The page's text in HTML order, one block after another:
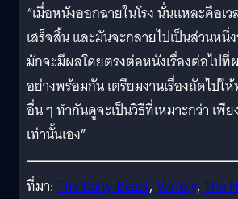
“เมื่อหนังออกฉายในโรง นั่นแหละคือเ
เสร็จสิ้น และมันจะกลายไปเป็นส่วนห
มักจะมีผลโดยตรงต่อหนังเรื่องต่อไปที่
อย่างพร้อมกัน เตรียมงานเรื่องถัดไป
อื่น ๆ ทำกันดูจะเป็นวิธีที่เหมาะกว่า เ
เท่านั้นเอง”
ที่มา: The Daily Beast, Variety, The